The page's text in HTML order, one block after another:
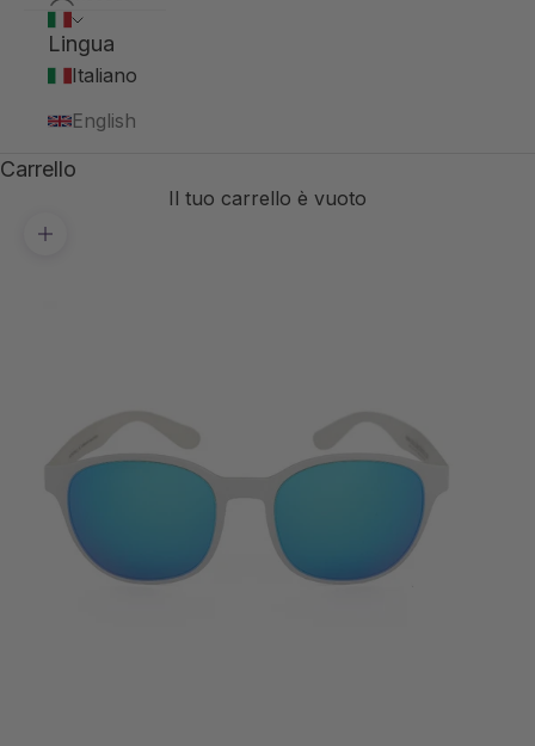
Lingua
Italiano
English
Carrello
Il tuo carrello è vuoto
Ingrandisci immagine